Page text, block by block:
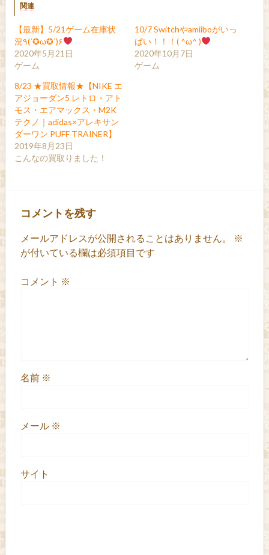
関連
【最新】5/21ゲーム在庫状
況٩(´✪ω✪`)۶
2020年5月21日
ゲーム
10/7 Switchやamiiboがいっ
ぱい！！！( ^ω^ )
2020年10月7日
ゲーム
8/23 ★買取情報★【NIKE エ
アジョーダン5 レトロ・アト
モス・エアマックス・M2K
テクノ｜adidas×アレキサン
ダーワン PUFF TRAINER】
2019年8月23日
こんなの買取りました！
コメントを残す
メールアドレスが公開されることはありません。
※
が付いている欄は必須項目です
コメント ※
名前 ※
メール ※
サイト